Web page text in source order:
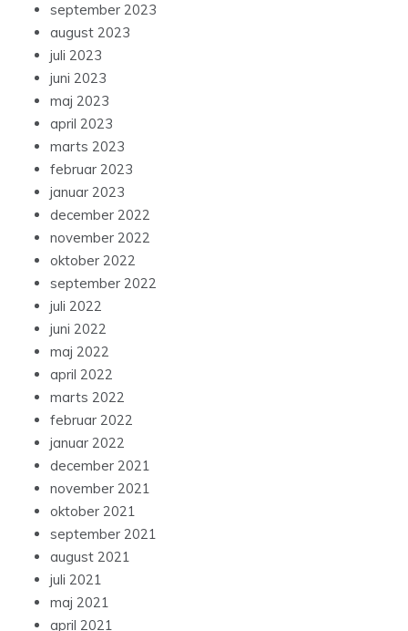
september 2023
august 2023
juli 2023
juni 2023
maj 2023
april 2023
marts 2023
februar 2023
januar 2023
december 2022
november 2022
oktober 2022
september 2022
juli 2022
juni 2022
maj 2022
april 2022
marts 2022
februar 2022
januar 2022
december 2021
november 2021
oktober 2021
september 2021
august 2021
juli 2021
maj 2021
april 2021